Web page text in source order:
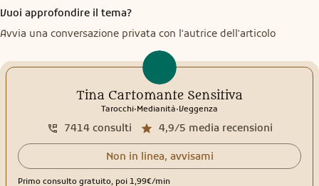
Vuoi approfondire il tema?
Avvia una conversazione privata con l'autrice dell'articolo
Tina Cartomante Sensitiva
Tarocchi.Medianità.Veggenza
4,9/5 media recensioni
7414 consulti
Non in linea, avvisami
Primo consulto gratuito, poi 1,99€/min